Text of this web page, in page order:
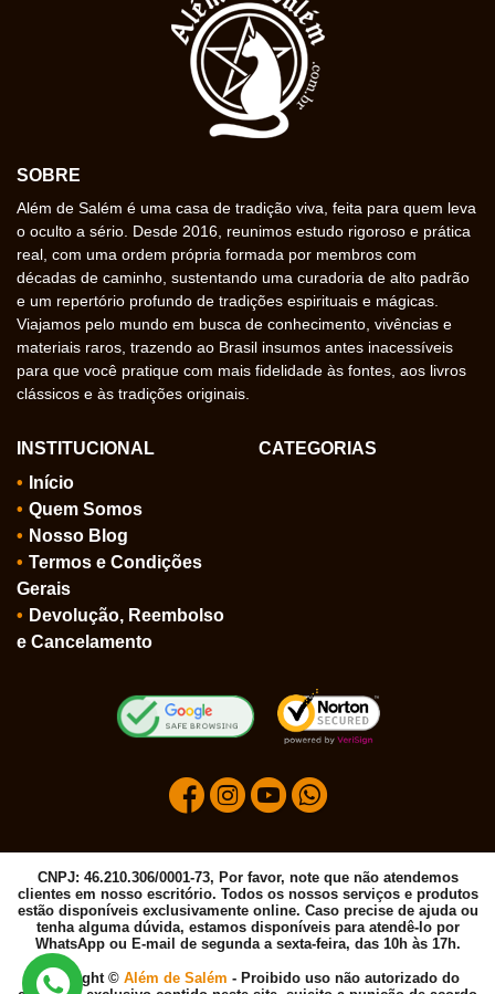
SOBRE
Além de Salém é uma casa de tradição viva, feita para quem leva
o oculto a sério. Desde 2016, reunimos estudo rigoroso e prática
real, com uma ordem própria formada por membros com
décadas de caminho, sustentando uma curadoria de alto padrão
e um repertório profundo de tradições espirituais e mágicas.
Viajamos pelo mundo em busca de conhecimento, vivências e
materiais raros, trazendo ao Brasil insumos antes inacessíveis
para que você pratique com mais fidelidade às fontes, aos livros
clássicos e às tradições originais.
INSTITUCIONAL
Início
Quem Somos
Nosso Blog
Termos e Condições
Gerais
Devolução, Reembolso
e Cancelamento
CATEGORIAS
CNPJ: 46.210.306/0001-73, Por favor, note que não atendemos
clientes em nosso escritório. Todos os nossos serviços e produtos
estão disponíveis exclusivamente online. Caso precise de ajuda ou
tenha alguma dúvida, estamos disponíveis para atendê-lo por
WhatsApp ou E-mail de segunda a sexta-feira, das 10h às 17h.
Copyright © Além de Salém - Proibido uso não autorizado do